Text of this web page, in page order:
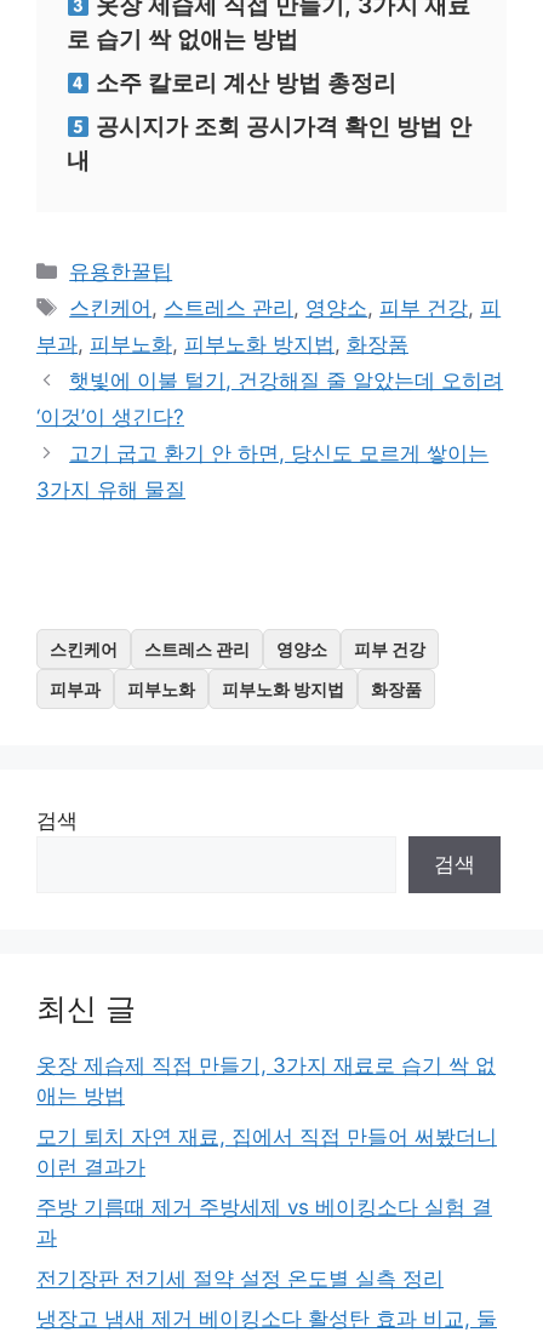
옷장 제습제 직접 만들기, 3가지 재료
로 습기 싹 없애는 방법
소주 칼로리 계산 방법 총정리
공시지가 조회 공시가격 확인 방법 안
내
카
테
리
유용한꿀팁
태
그
스킨케어 , 스트레스 관리 , 영양소, 피부 건강, 피
부과, 피부노화, 피부노화 방지법, 화장품
햇빛에 이불 털기, 건강해질 줄 알았는데 오히려
‘이것’이 생긴다?
고기 굽고 환기 안 하면, 당신도 모르게 쌓이는
3가지 유해 물질
스킨케어 스트레스 관리 영양소
피부 건강
피부과
피부노화 피부노화 방지법 화장품
검색
검색
최신 글
옷장 제습제 직접 만들기, 3가지 재료로 습기 싹 없
애는 방법
모기 퇴치 자연 재료, 집에서 직접 만들어 써봤더니
이런 결과가
주방 기름때 제거 주방세제 vs 베이킹소다 실험 결
과
전기장판 전기세 절약 설정 온도별 실측 정리
냉장고 냄새 제거 베이킹소다 활성탄 효과 비교, 둘